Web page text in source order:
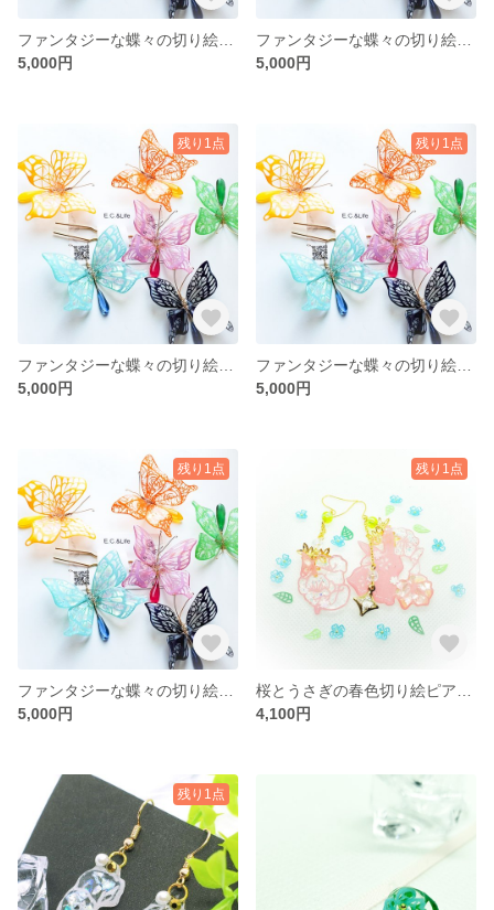
5,000円
5,000円
残り1点
5,000円
残り1点
5,000円
残り1点
5,000円
残り1点
4,100円
残り1点